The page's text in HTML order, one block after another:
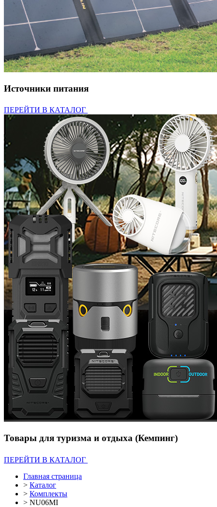
Источники питания
ПЕРЕЙТИ В КАТАЛОГ
Товары для туризма и отдыха (Кемпинг)
ПЕРЕЙТИ В КАТАЛОГ
Главная страница
> Каталог
> Комплекты
> NU06MI